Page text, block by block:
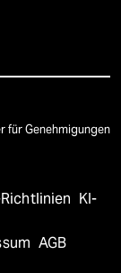
für Genehmigungen
KI-
AGB